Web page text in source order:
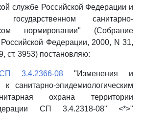
службе Российской Федерации и
санитарно-
нормировании" (Собрание
Российской Федерации, 2000, N 31,
ст. 3953) постановляю:
3.4.2366-08 "Изменения и
санитарно-эпидемиологическим
охрана территории
СП 3.4.2318-08" <*>"